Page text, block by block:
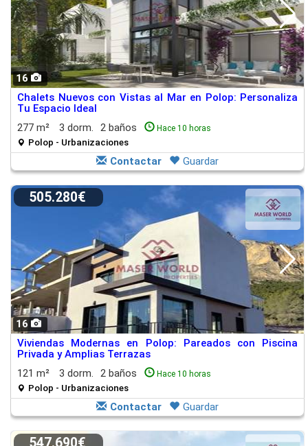
16
Chalets Nuevos con Vistas al Mar en Polop: Personaliza
Tu Espacio Ideal
277 m²
3 dorm. 2 baños Hace 10 horas
Polop - Urbanizaciones
Contactar Guardar
16
505.280€
Viviendas Modernas en Polop: Pareados con Piscina
Privada y Amplias Terrazas
121 m²
3 dorm. 2 baños Hace 10 horas
Polop - Urbanizaciones
Contactar Guardar